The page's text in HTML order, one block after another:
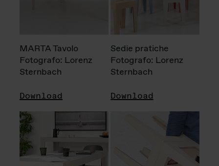
MARTA Tavolo
Fotografo: Lorenz
Sternbach
Download
Sedie pratiche
Fotografo: Lorenz
Sternbach
Download